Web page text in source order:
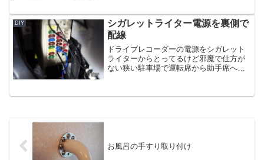
認することが求められた場合対応できな
い。それにドラレ...
DIY
シガレットライター電源を裏側で
配線
ドライブレコーダーの電源をシガレット
ライターからとってるけど邪魔で仕方が
ない狭い駐車場で運転席から助手席へ移
箇所
お風呂の手すり取り付け